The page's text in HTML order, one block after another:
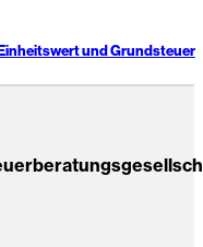
und Grundsteuer